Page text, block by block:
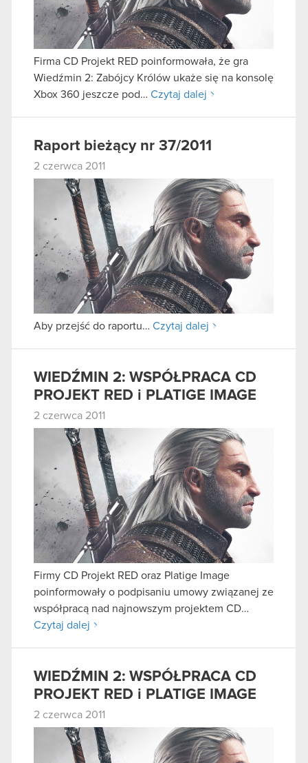
Firma CD Projekt RED poinformowała, że gra
Wiedźmin 2: Zabójcy Królów ukaże się na konsolę
Xbox 360 jeszcze pod… Czytaj dalej
Raport bieżący nr 37/2011
2 czerwca 2011
Aby przejść do raportu… Czytaj dalej
WIEDŹMIN 2: WSPÓŁPRACA CD
PROJEKT RED i PLATIGE IMAGE
2 czerwca 2011
Firmy CD Projekt RED oraz Platige Image
poinformowały o podpisaniu umowy związanej ze
współpracą nad najnowszym projektem CD…
Czytaj dalej
WIEDŹMIN 2: WSPÓŁPRACA CD
PROJEKT RED i PLATIGE IMAGE
2 czerwca 2011